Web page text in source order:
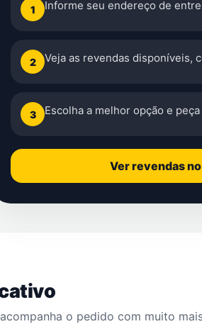
1 Informe seu endereço de
2 Veja as revendas disponíveis,
3 Escolha a melhor opção e
Ver revendas
o pedido com muito